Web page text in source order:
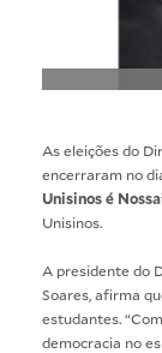
As eleições do
encerraram no
Unisinos é
Unisinos.
A presidente do
Soares, afirma
estudantes.
democracia no